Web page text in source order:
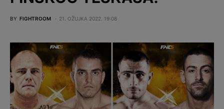
BY FIGHTROOM 21. OŽUJKA 2022. 19:08